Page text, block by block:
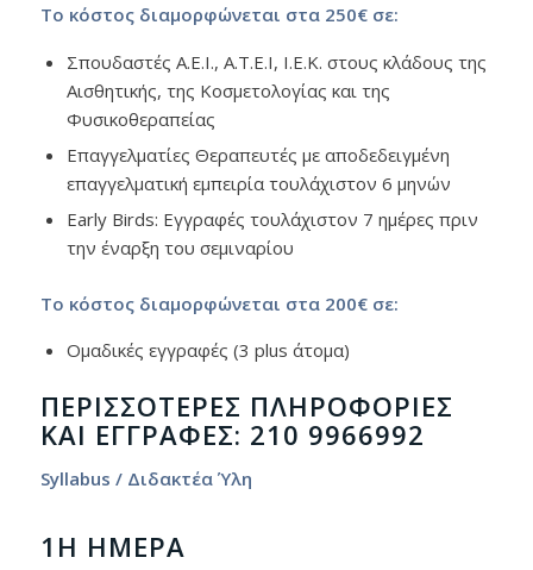
Το κόστος διαμορφώνεται στα 250€ σε:
Σπουδαστές Α.Ε.Ι., Α.Τ.Ε.Ι, Ι.Ε.Κ. στους κλάδους της
Αισθητικής, της Κοσμετολογίας και της
Φυσικοθεραπείας
Επαγγελματίες Θεραπευτές με αποδεδειγμένη
επαγγελματική εμπειρία τουλάχιστον 6 μηνών
Early Birds: Εγγραφές τουλάχιστον 7 ημέρες πριν
την έναρξη του σεμιναρίου
Το κόστος διαμορφώνεται στα 200€ σε:
Ομαδικές εγγραφές (3 plus άτομα)
ΠΕΡΙΣΣΌΤΕΡΕΣ ΠΛΗΡΟΦΟΡΊΕΣ
ΚΑΙ ΕΓΓΡΑΦΈΣ: 210 9966992
Syllabus / Διδακτέα Ύλη
1Η ΗΜΈΡΑ